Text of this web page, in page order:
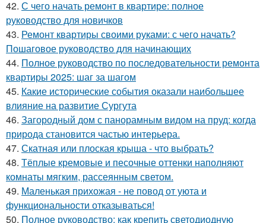
42. С чего начать ремонт в квартире: полное
руководство для новичков
43. Ремонт квартиры своими руками: с чего начать?
Пошаговое руководство для начинающих
44. Полное руководство по последовательности ремонта
квартиры 2025: шаг за шагом
45. Какие исторические события оказали наибольшее
влияние на развитие Сургута
46. Загородный дом с панорамным видом на пруд: когда
природа становится частью интерьера.
47. Скатная или плоская крыша - что выбрать?
48. Тёплые кремовые и песочные оттенки наполняют
комнаты мягким, рассеянным светом.
49. Маленькая прихожая - не повод от уюта и
функциональности отказываться!
50. Полное руководство: как крепить светодиодную